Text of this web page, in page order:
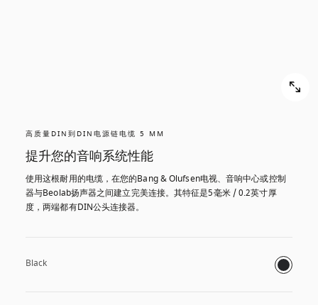
高质量DIN到DIN电源链电缆 5 MM
提升您的音响系统性能
使用这根耐用的电缆，在您的Bang & Olufsen电视、音响中心或控制
器与Beolab扬声器之间建立完美连接。其特征是5毫米 / 0.2英寸厚
度，两端都有DIN公头连接器。
Black